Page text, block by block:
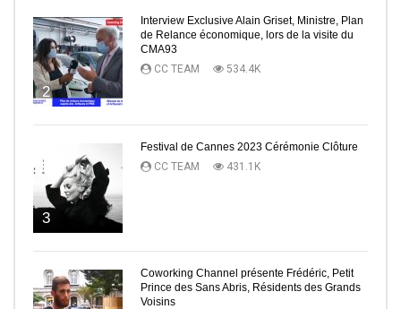
2
Interview Exclusive Alain Griset, Ministre, Plan
de Relance économique, lors de la visite du
CMA93
CC TEAM
534.4K
3
Festival de Cannes 2023 Cérémonie Clôture
CC TEAM
431.1K
Coworking Channel présente Frédéric, Petit
Prince des Sans Abris, Résidents des Grands
Voisins